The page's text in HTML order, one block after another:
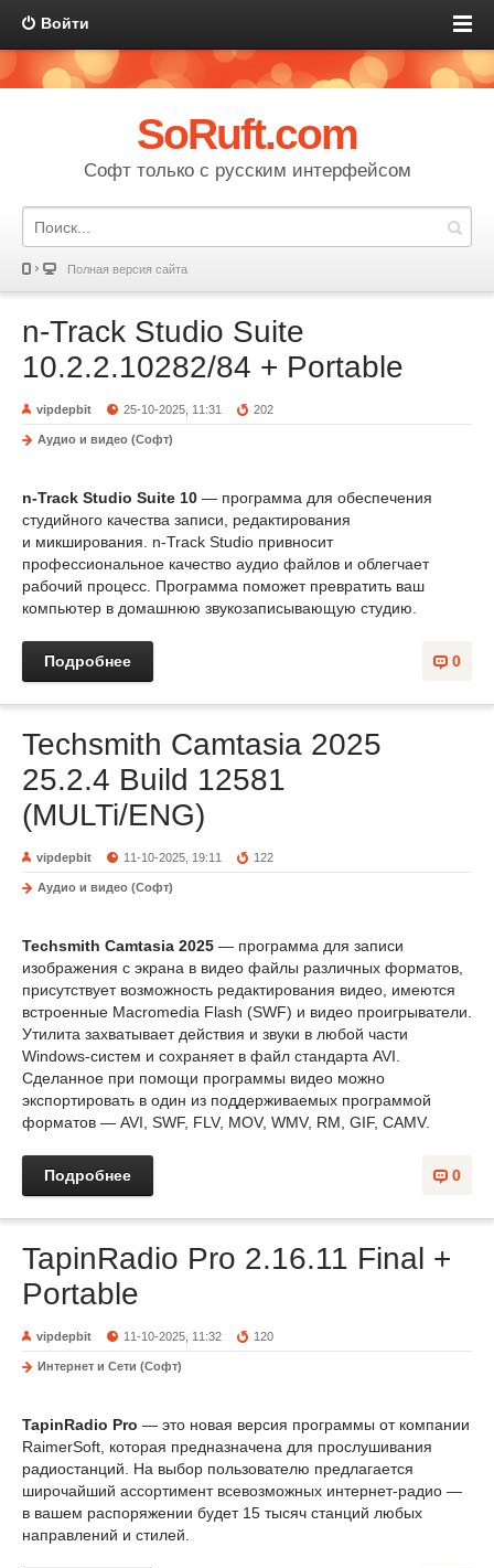
Войти
SoRuft.com
Софт только с русским интерфейсом
Полная версия сайта
n-Track Studio Suite
10.2.2.10282/84 + Portable
vipdepbit 25-10-2025, 11:31 202
Аудио и видео (Софт)
n-Track Studio Suite 10 — программа для обеспечения
студийного качества записи, редактирования
и микширования. n-Track Studio привносит
профессиональное качество аудио файлов и облегчает
рабочий процесс. Программа поможет превратить ваш
компьютер в домашнюю звукозаписывающую студию.
0
Подробнее
Techsmith Camtasia 2025
25.2.4 Build 12581
(MULTi/ENG)
vipdepbit 11-10-2025, 19:11 122
Аудио и видео (Софт)
Techsmith Camtasia 2025 — программа для записи
изображения с экрана в видео файлы различных форматов,
присутствует возможность редактирования видео, имеются
встроенные Macromedia Flash (SWF) и видео проигрыватели.
Утилита захватывает действия и звуки в любой части
Windows-систем и сохраняет в файл стандарта AVI.
Сделанное при помощи программы видео можно
экспортировать в один из поддерживаемых программой
форматов — AVI, SWF, FLV, MOV, WMV, RM, GIF, CAMV.
0
Подробнее
TapinRadio Pro 2.16.11 Final +
Portable
vipdepbit 11-10-2025, 11:32 120
Интернет и Сети (Софт)
TapinRadio Pro — это новая версия программы от компании
RaimerSoft, которая предназначена для прослушивания
радиостанций. На выбор пользователю предлагается
широчайший ассортимент всевозможных интернет-радио —
в вашем распоряжении будет 15 тысяч станций любых
направлений и стилей.